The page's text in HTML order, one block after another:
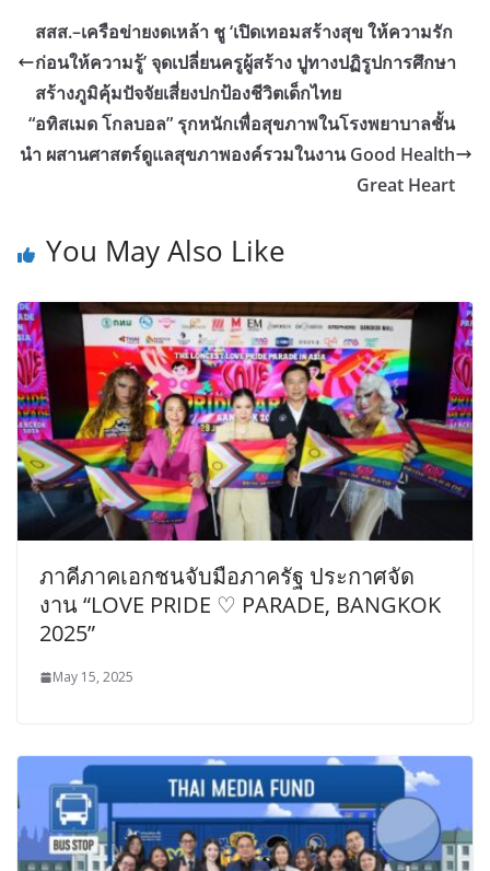
สสส.–เครือข่ายงดเหล้า ชู ‘เปิดเทอมสร้างสุข ให้ความรัก
ก่อนให้ความรู้’ จุดเปลี่ยนครูผู้สร้าง ปูทางปฏิรูปการศึกษา
สร้างภูมิคุ้มปัจจัยเสี่ยงปกป้องชีวิตเด็กไทย
“อทิสเมด โกลบอล” รุกหนักเพื่อสุขภาพในโรงพยาบาลชั้น
นำ ผสานศาสตร์ดูแลสุขภาพองค์รวมในงาน Good Health
Great Heart
You May Also Like
ภาคีภาคเอกชนจับมือภาครัฐ ประกาศจัด
งาน “LOVE PRIDE ♡ PARADE, BANGKOK
2025”
May 15, 2025